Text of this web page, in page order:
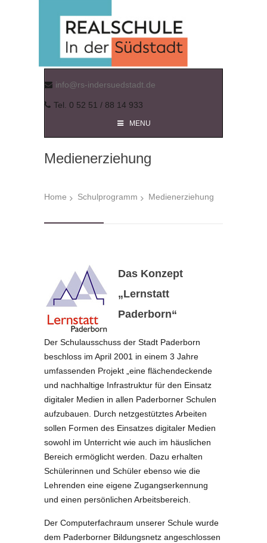
info@rs-indersuedstadt.de
Tel. 0 52 51 / 88 14 933
MENU
Medienerziehung
Home Schulprogramm Medienerziehung
Das Konzept
„Lernstatt
Paderborn“
Der Schulausschuss der Stadt Paderborn
beschloss im April 2001 in einem 3 Jahre
umfassenden Projekt „eine flächendeckende
und nachhaltige Infrastruktur für den Einsatz
digitaler Medien in allen Paderborner Schulen
aufzubauen. Durch netzgestütztes Arbeiten
sollen Formen des Einsatzes digitaler Medien
sowohl im Unterricht wie auch im häuslichen
Bereich ermöglicht werden. Dazu erhalten
Schülerinnen und Schüler ebenso wie die
Lehrenden eine eigene Zugangserkennung
und einen persönlichen Arbeitsbereich.
Der Computerfachraum unserer Schule wurde
dem Paderborner Bildungsnetz angeschlossen